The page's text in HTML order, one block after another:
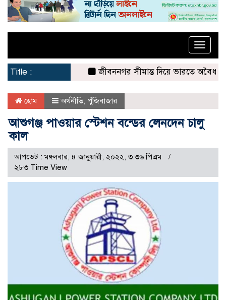
Toggle
Title :
জীবননগর সীমান্ত দিয়ে ভারতে অবৈধ
হোম অর্থনীতি পুঁজিবাজার
আশুগঞ্জ পাওয়ার স্টেশন বন্ডের লেনদেন চালু
কাল
আপডেট : মঙ্গলবার, ৪ জানুয়ারী, ২০২২, ৩.৩৬ পিএম
২৮৩ Time View